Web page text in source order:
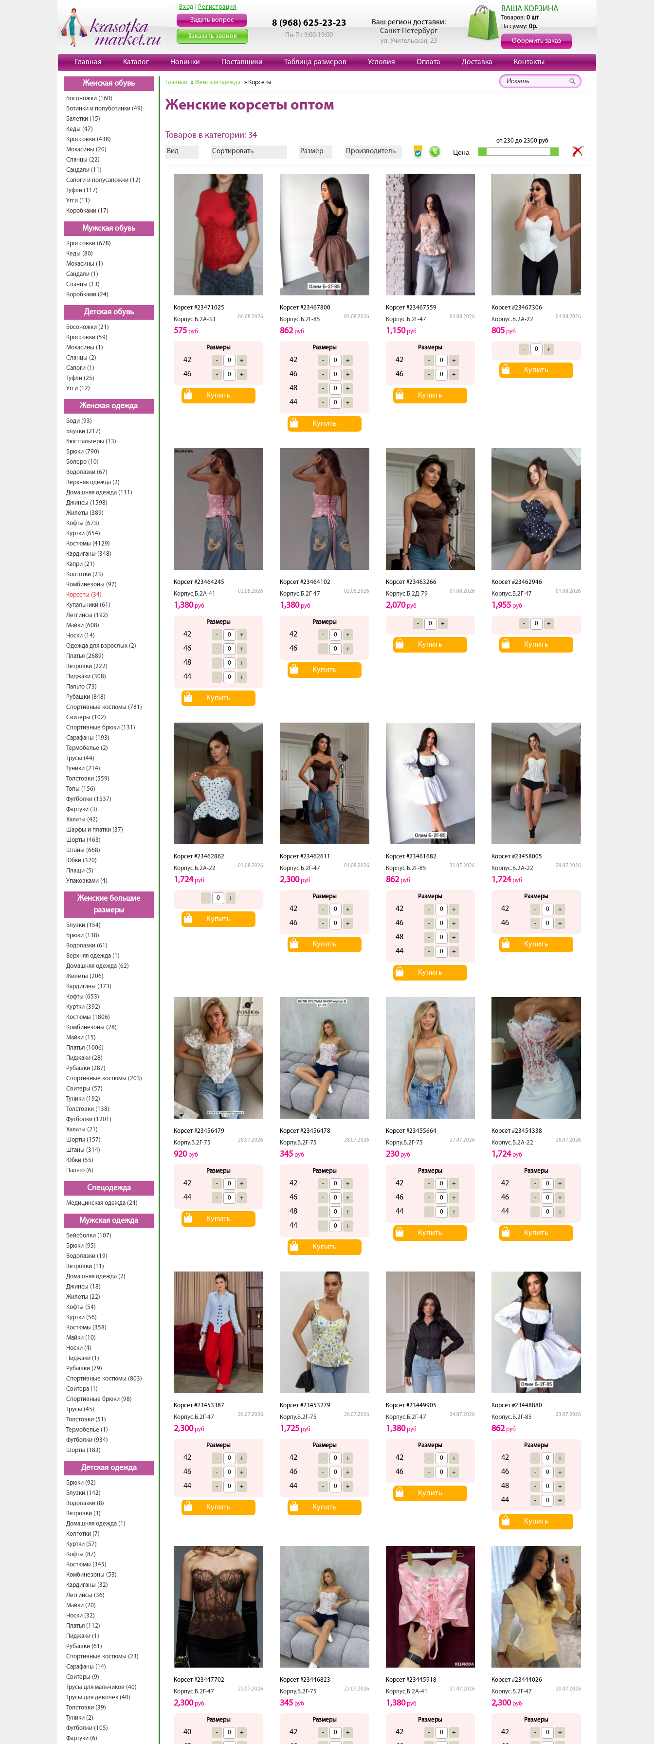
Вход Регистрация
Задать вопрос
Заказать звонок
8 (968) 625-23-23
Пн-Пт 9:00-19:00
Ваш регион доставки:
Санкт-Петербург
ул. Учительская, 23
ВАША КОРЗИНА
Товаров: 0 шт
На сумму: 0р.
Оформить заказ
Главная Каталог Новинки Поставщики Таблица размеров Условия Оплата Доставка Контакты
Женская обувь
Босоножки (160)
Ботинки и полуботинки (49)
Балетки (15)
Кеды (47)
Кроссовки (438)
Мокасины (20)
Сланцы (22)
Сандали (11)
Сапоги и полусапожки (12)
Туфли (117)
Угги (11)
Коробками (17)
Мужская обувь
Кроссовки (678)
Кеды (80)
Мокасины (1)
Сандали (1)
Сланцы (13)
Коробками (24)
Детская обувь
Босоножки (21)
Кроссовки (59)
Мокасины (1)
Сланцы (2)
Сапоги (1)
Туфли (25)
Угги (12)
Женская одежда
Боди (93)
Блузки (217)
Бюстгальтеры (13)
Брюки (790)
Болеро (10)
Водолазки (67)
Верхняя одежда (2)
Домашняя одежда (111)
Джинсы (1598)
Жилеты (389)
Кофты (673)
Куртки (654)
Костюмы (4129)
Кардиганы (348)
Капри (21)
Колготки (23)
Комбинезоны (97)
Корсеты (34)
Купальники (61)
Леггинсы (192)
Майки (608)
Носки (14)
Одежда для взрослых (2)
Платья (2689)
Ветровки (222)
Пиджаки (308)
Пальто (73)
Рубашки (848)
Спортивные костюмы (781)
Свитеры (102)
Спортивные брюки (131)
Сарафаны (193)
Термобелье (2)
Трусы (44)
Туники (214)
Толстовки (559)
Топы (156)
Футболки (1537)
Фартуки (3)
Халаты (42)
Шарфы и платки (37)
Шорты (463)
Штаны (668)
Юбки (320)
Плащи (5)
Упаковками (4)
Женские большие
размеры
Блузки (154)
Брюки (138)
Водолазки (61)
Верхняя одежда (1)
Домашняя одежда (62)
Жилеты (206)
Кардиганы (373)
Кофты (653)
Куртки (392)
Костюмы (1806)
Комбинезоны (28)
Майки (15)
Платья (1006)
Пиджаки (28)
Рубашки (287)
Спортивные костюмы (203)
Свитеры (57)
Туники (192)
Толстовки (138)
Футболки (1201)
Халаты (21)
Шорты (157)
Штаны (314)
Юбки (55)
Пальто (6)
Спецодежда
Медицинская одежда (24)
Мужская одежда
Бейсболки (107)
Брюки (95)
Водолазки (19)
Ветровки (11)
Домашняя одежда (2)
Джинсы (18)
Жилеты (22)
Кофты (54)
Куртки (56)
Костюмы (358)
Майки (10)
Носки (4)
Пиджаки (1)
Рубашки (79)
Спортивные костюмы (803)
Свитера (1)
Спортивные брюки (98)
Трусы (45)
Толстовки (51)
Термобелье (1)
Футболки (934)
Шорты (183)
Детская одежда
Брюки (92)
Блузки (142)
Водолазки (8)
Ветровки (3)
Домашняя одежда (1)
Колготки (7)
Куртки (57)
Кофты (87)
Костюмы (345)
Комбинезоны (53)
Кардиганы (32)
Леггинсы (36)
Майки (20)
Носки (32)
Платья (112)
Пиджаки (1)
Рубашки (61)
Спортивные костюмы (23)
Сарафаны (14)
Свитеры (9)
Трусы для мальчиков (40)
Трусы для девочек (40)
Толстовки (39)
Туники (2)
Футболки (105)
Фартуки (6)
Главная » Женская одежда » Корсеты
Женские корсеты оптом
Товаров в категории: 34
Вид Сортировать Размер Производитель
от230до 2300 руб
Корсет #23471025
Корпус.Б.2А-33
06.08.2026
575 руб
Размеры
42 - +
46 - +
Купить
Корсет #23467800
Корпус.Б.2Г-85
04.08.2026
862руб
Размеры
42 - +
46 - +
48 - +
44 - +
Купить
Корсет #23467559
Корпус.Б.2Г-47
04.08.2026
1,150руб
Размеры
42 - +
46 - +
Купить
Корсет #23467306
Корпус.Б.2А-22
04.08.2026
805 руб
- +
Купить
Корсет #23464245
Корпус,Б.2А-41
02.08.2026
1,380руб
Размеры
42 - +
46 - +
48 - +
44 - +
Купить
Корсет #23464102
Корпус.Б.2Г-47
02.08.2026
1,380руб
Размеры
42 - +
46 - +
Купить
Корсет #23463266
Корпус.Б.2Д-79
01.08.2026
2,070руб
- +
Купить
Корсет #23462946
Корпус.Б.2Г-47
01.08.2026
1,955 руб
- +
Купить
Корсет #23462862
Корпус.Б.2А-22
01.08.2026
1,724руб
- +
Купить
Корсет #23462611
Корпус.Б.2Г-47
01.08.2026
2,300руб
Размеры
42 - +
46 - +
Купить
Корсет #23461682
Корпус.Б.2Г-85
31.07.2026
862руб
Размеры
42 - +
46 - +
48 - +
44 - +
Купить
Корсет #23458005
Корпус.Б.2А-22
29.07.2026
1,724руб
Размеры
42 - +
46 - +
Купить
Корсет #23456479
Корпу.Б.2Г-75
28.07.2026
920руб
Размеры
42 - +
44 - +
Купить
Корсет #23456478
Корпу.Б.2Г-75
28.07.2026
345руб
Размеры
42 - +
46 - +
48 - +
44 - +
Купить
Корсет #23455664
Корпу.Б.2Г-75
27.07.2026
230руб
Размеры
42 - +
46 - +
44 - +
Купить
Корсет #23454338
Корпус.Б.2А-22
26.07.2026
1,724руб
Размеры
42 - +
46 - +
44 - +
Купить
Корсет #23453387
Корпус.Б.2Г-47
26.07.2026
2,300руб
Размеры
42 - +
46 - +
44 - +
Купить
Корсет #23453279
Корпу.Б.2Г-75
26.07.2026
1,725руб
Размеры
42 - +
46 - +
44 - +
Купить
Корсет #23449905
Корпус.Б.2Г-47
24.07.2026
1,380руб
Размеры
42 - +
46 - +
Купить
Корсет #23448880
Корпус.Б.2Г-85
23.07.2026
862руб
Размеры
42 - +
46 - +
48 - +
44 - +
Купить
Корсет #23447702
Корпус.Б.2Г-47
22.07.2026
2,300руб
Размеры
40 - +
Корсет #23446823
Корпу.Б.2Г-75
22.07.2026
345руб
Размеры
42 - +
Корсет #23445918
Корпус,Б.2А-41
21.07.2026
1,380руб
Размеры
42 - +
Корсет #23444026
Корпус.Б.2Г-47
20.07.2026
2,300руб
Размеры
42 - +